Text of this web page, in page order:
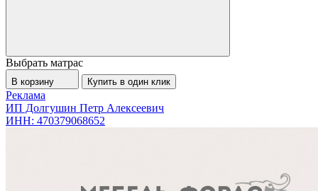
Выбрать матрас
В корзину Купить в один клик
Реклама
ИП Долгушин Петр Алексеевич
ИНН: 470379068652